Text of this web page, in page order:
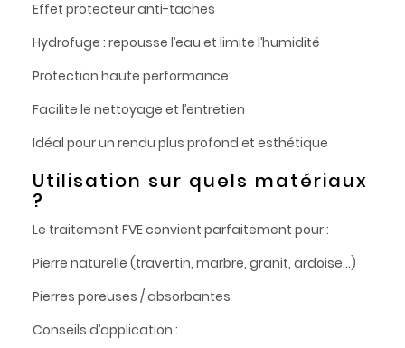
Effet protecteur anti-taches
Hydrofuge : repousse l’eau et limite l’humidité
Protection haute performance
Facilite le nettoyage et l’entretien
Idéal pour un rendu plus profond et esthétique
Utilisation sur quels matériaux
?
Le traitement FVE convient parfaitement pour :
Pierre naturelle (travertin, marbre, granit, ardoise…)
Pierres poreuses / absorbantes
Conseils d’application :